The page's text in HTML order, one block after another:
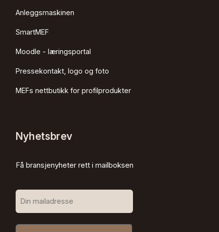
Anleggsmaskinen
SmartMEF
Moodle - læringsportal
Pressekontakt, logo og foto
MEFs nettbutikk for profilprodukter
Nyhetsbrev
Få bransjenyheter rett i mailboksen